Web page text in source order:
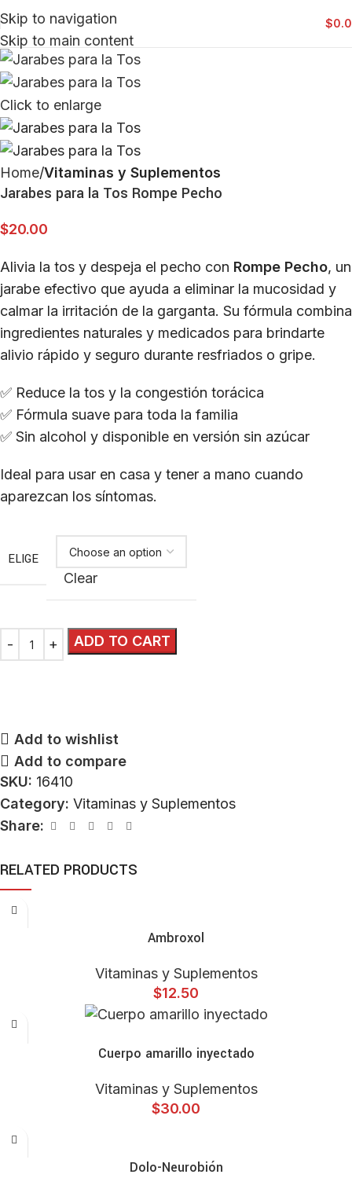
Skip to navigation
Skip to main content
$
Click to enlarge
Home Vitaminas y Suplementos
Jarabes para la Tos Rompe Pecho
$20.00
Alivia la tos y despeja el pecho con Rompe Pecho, un
jarabe efectivo que ayuda a eliminar la mucosidad y
calmar la irritación de la garganta. Su fórmula combina
ingredientes naturales y medicados para brindarte
alivio rápido y seguro durante resfriados o gripe.
✅ Reduce la tos y la congestión torácica
✅ Fórmula suave para toda la familia
✅ Sin alcohol y disponible en versión sin azúcar
Ideal para usar en casa y tener a mano cuando
aparezcan los síntomas.
ELIGE
Clear
ADD TO CART
Add to wishlist
Add to compare
SKU: 16410
Category: Vitaminas y Suplementos
Share:
RELATED PRODUCTS
Ambroxol
Vitaminas y Suplementos
$12.50
Cuerpo amarillo inyectado
Vitaminas y Suplementos
$30.00
Dolo-Neurobión